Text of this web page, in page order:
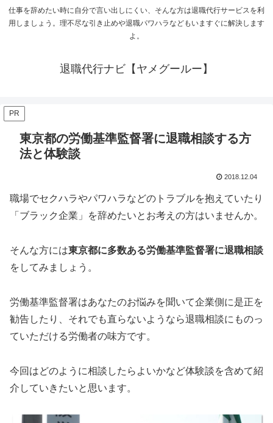
仕事を辞めたい時に自分で言い出しにくい、そんな方は退職代行サービスを利
用しましょう。理不尽な引き止めや退職パワハラなどもいますぐに解決します
よ。
退職代行ナビ【ヤメグールー】
PR
東京都の労働基準監督署に退職相談する方
法と体験談
2018.12.04
職場でセクハラやパワハラなどのトラブルを抱えていたり
「ブラック企業」を辞めたいとお考えの方はいませんか。
そんな方には東京都に多数ある労働基準監督署に退職相談
をしてみましょう。
労働基準監督署はあなたのお悩みを聞いて企業側に是正を
勧告したり、それでも直らないようなら退職相談にものっ
ていただける労働者の味方です。
今回はどのように相談したらよいかなど体験談を含めて紹
介していきたいと思います。